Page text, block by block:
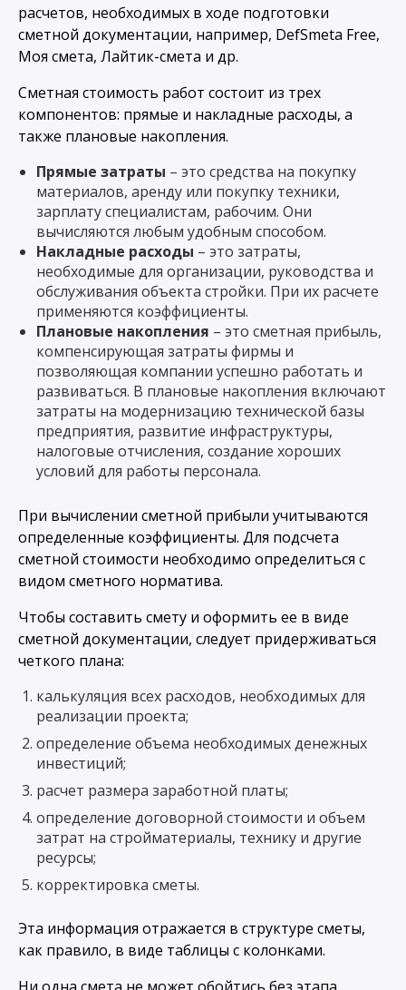
расчетов, необходимых в ходе подготовки
сметной документации, например, DefSmeta Free,
Моя смета, Лайтик-смета и др.
Сметная стоимость работ состоит из трех
компонентов: прямые и накладные расходы, а
также плановые накопления.
Прямые затраты – это средства на покупку
материалов, аренду или покупку техники,
зарплату специалистам, рабочим. Они
вычисляются любым удобным способом.
Накладные расходы – это затраты,
необходимые для организации, руководства и
обслуживания объекта стройки. При их расчете
применяются коэффициенты.
Плановые накопления – это сметная прибыль,
компенсирующая затраты фирмы и
позволяющая компании успешно работать и
развиваться. В плановые накопления включают
затраты на модернизацию технической базы
предприятия, развитие инфраструктуры,
налоговые отчисления, создание хороших
условий для работы персонала.
При вычислении сметной прибыли учитываются
определенные коэффициенты. Для подсчета
сметной стоимости необходимо определиться с
видом сметного норматива.
Чтобы составить смету и оформить ее в виде
сметной документации, следует придерживаться
четкого плана:
калькуляция всех расходов, необходимых для
реализации проекта;
определение объема необходимых денежных
инвестиций;
расчет размера заработной платы;
определение договорной стоимости и объем
затрат на стройматериалы, технику и другие
ресурсы;
корректировка сметы.
Эта информация отражается в структуре сметы,
как правило, в виде таблицы с колонками.